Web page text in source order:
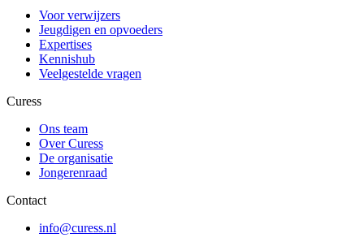
Voor verwijzers
Jeugdigen en opvoeders
Expertises
Kennishub
Veelgestelde vragen
Curess
Ons team
Over Curess
De organisatie
Jongerenraad
Contact
info@curess.nl